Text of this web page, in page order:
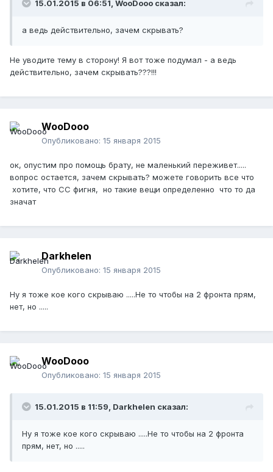
15.01.2015 в 06:51, WooDooo сказал:
а ведь действительно, зачем скрывать?
Не уводите тему в сторону! Я вот тоже подумал - а ведь
действительно, зачем скрывать???!!!
WooDooo
Опубликовано: 15 января 2015
ок, опустим про помощь брату, не маленький переживет.....
вопрос остается, зачем скрывать? можете говорить все что
хотите, что СС фигня, но такие вещи определенно что то да
значат
Darkhelen
Опубликовано: 15 января 2015
Ну я тоже кое кого скрываю .....Не то чтобы на 2 фронта прям,
нет, но .....
WooDooo
Опубликовано: 15 января 2015
15.01.2015 в 11:59, Darkhelen сказал:
Ну я тоже кое кого скрываю .....Не то чтобы на 2 фронта
прям, нет, но .....